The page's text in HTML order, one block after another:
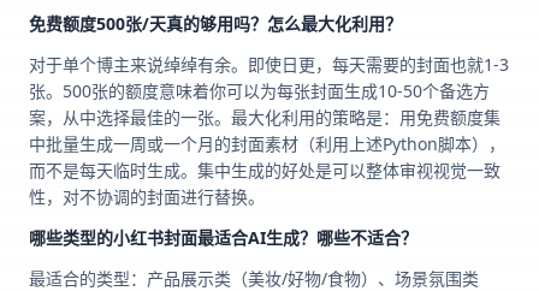
免费额度500张/天真的够用吗？怎么最大化利用？
对于单个博主来说绰绰有余。即使日更，每天需要的封面也就1-3
张。500张的额度意味着你可以为每张封面生成10-50个备选方
案，从中选择最佳的一张。最大化利用的策略是：用免费额度集
中批量生成一周或一个月的封面素材（利用上述Python脚本），
而不是每天临时生成。集中生成的好处是可以整体审视视觉一致
性，对不协调的封面进行替换。
哪些类型的小红书封面最适合AI生成？哪些不适合？
最适合的类型：产品展示类（美妆/好物/食物）、场景氛围类